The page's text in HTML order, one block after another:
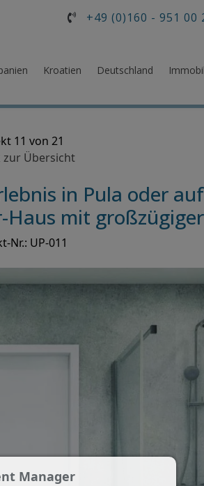
+49 (0)160 - 951 00
Kroatien Deutschland
11 von 21
zur Übersicht
in Pula oder
mit
Nr.: UP-011
Manager